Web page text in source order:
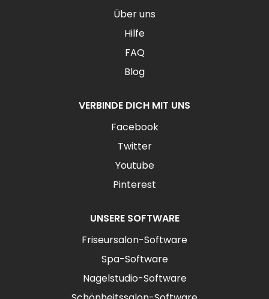
Über uns
Hilfe
FAQ
Blog
VERBINDE DICH MIT UNS
Facebook
Twitter
Youtube
Pinterest
UNSERE SOFTWARE
Friseursalon-Software
Spa-Software
Nagelstudio-Software